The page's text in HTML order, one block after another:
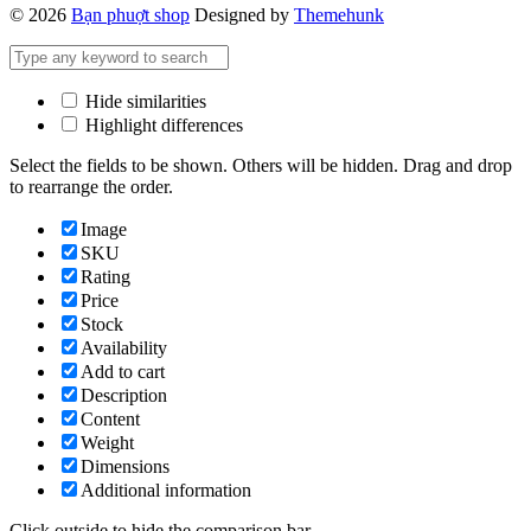
© 2026 Bạn phuợt shop Designed by Themehunk
Hide similarities
Highlight differences
Select the fields to be shown. Others will be hidden. Drag and drop
to rearrange the order.
Image
SKU
Rating
Price
Stock
Availability
Add to cart
Description
Content
Weight
Dimensions
Additional information